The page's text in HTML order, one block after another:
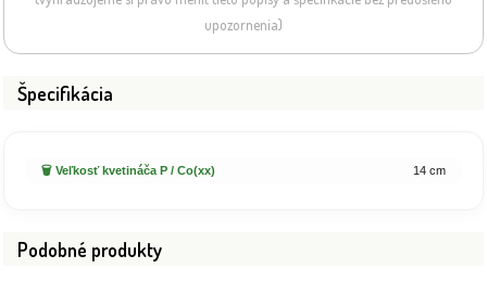
upozornenia)
Špecifikácia
🗑️ Veľkosť kvetináča P / Co(xx) 14 cm
Podobné produkty